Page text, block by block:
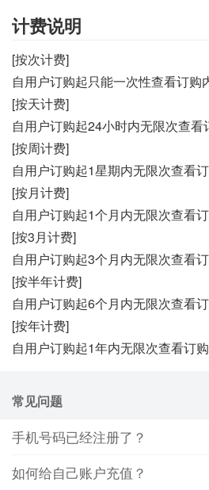
计费说明
[按次计费]
自用户订购起只能一次性查看订购
[按天计费]
自用户订购起24小时内无限次查看
[按周计费]
自用户订购起1星期内无限次查看
[按月计费]
自用户订购起1个月内无限次查看
[按3月计费]
自用户订购起3个月内无限次查看
[按半年计费]
自用户订购起6个月内无限次查看
[按年计费]
自用户订购起1年内无限次查看订
常见问题
手机号码已经注册了？
如何给自己账户充值？